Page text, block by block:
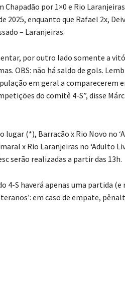
por 1×0 e Rio
2025, enquanto que Rafael 2x,
– Laranjeiras.
por outro lado somente a
OBS: não há saldo de gols.
em geral a comparecerem
do comitê 4-S”, disse
lugar (*), Barracão x Rio Novo no
x Rio Laranjeiras no ‘Adulto
serão realizadas a partir das 13h.
4-S haverá apenas uma partida
em caso de empate,